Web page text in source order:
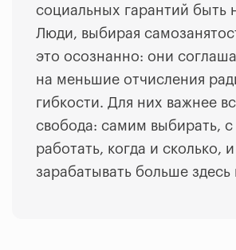
социальных гарантий быть
Люди, выбирая
это осознанно: они
на меньшие отчисления
гибкости. Для них важнее
свобода: самим выбирать, с
работать, когда и сколько,
зарабатывать больше здесь